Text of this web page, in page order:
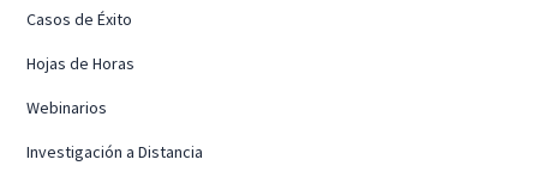
Casos de Éxito
Hojas de Horas
Webinarios
Investigación a Distancia